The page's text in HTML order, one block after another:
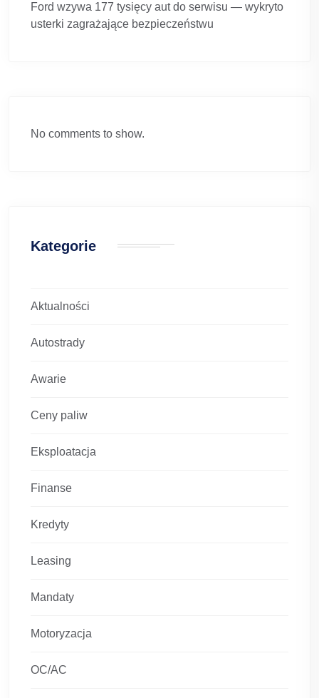
Ford wzywa 177 tysięcy aut do serwisu — wykryto
usterki zagrażające bezpieczeństwu
No comments to show.
Kategorie
Aktualności
Autostrady
Awarie
Ceny paliw
Eksploatacja
Finanse
Kredyty
Leasing
Mandaty
Motoryzacja
OC/AC